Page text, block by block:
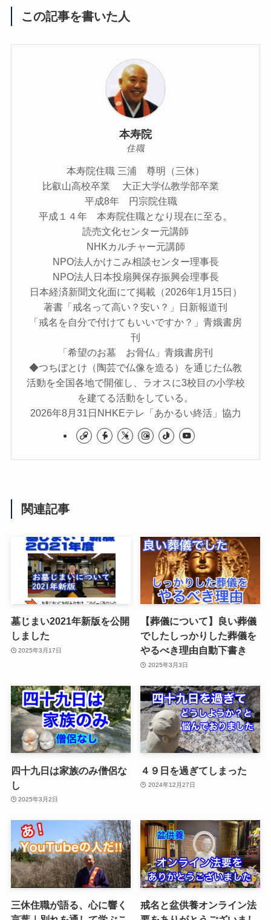
この記事を書いた人
本寿院
住職
本寿院住職 三浦 尊明（三休）
比叡山高校卒業 大正大学仏教学部卒業
平成8年 円宗院住職
平成１４年 本寿院住職となり現在に至る。
読売文化センター元講師
NHKカルチャー元講師
NPO法人かけこみ相談センター理事長
NPO法人日本投扇興保存振興会理事長
日本経済新聞文化面にて掲載（2026年1月15日）
著書「戒名って高い？安い？」日新報道刊
「戒名を自分で付けてもいいですか？」青娥書房
刊
「希望のお墓 お骨仏」青娥書房刊
◆つちぼとけ（陶芸で仏像を造る）を通じた仏教
活動を全国各地で開催し、ラオスに3校目の小学校
を建てる活動をしている。
2026年8月31日NHKEテレ「あかるい終活」協力
関連記事
墓じまい2021年新版を公開
しました
2025年3月17日
【葬儀について】良い葬儀
でしたしっかりした葬儀を
やるべき理由自動下書き
2025年3月3日
四十九日は家族のみ僧侶な
し
2025年3月2日
４９日を過ぎてしまった
2024年12月27日
三休住職が語る、心に響く
戒名と盆供養オンライン法